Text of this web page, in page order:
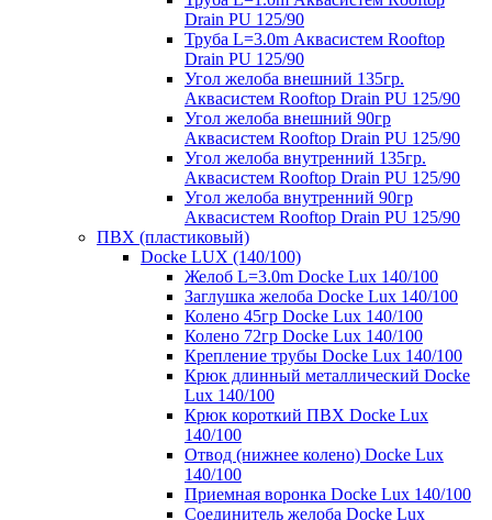
Drain PU 125/90
Труба L=3.0m Аквасистем Rooftop
Drain PU 125/90
Угол желоба внешний 135гр.
Аквасистем Rooftop Drain PU 125/90
Угол желоба внешний 90гр
Аквасистем Rooftop Drain PU 125/90
Угол желоба внутренний 135гр.
Аквасистем Rooftop Drain PU 125/90
Угол желоба внутренний 90гр
Аквасистем Rooftop Drain PU 125/90
ПВХ (пластиковый)
Docke LUX (140/100)
Желоб L=3.0m Docke Lux 140/100
Заглушка желоба Docke Lux 140/100
Колено 45гр Docke Lux 140/100
Колено 72гр Docke Lux 140/100
Крепление трубы Docke Lux 140/100
Крюк длинный металлический Docke
Lux 140/100
Крюк короткий ПВХ Docke Lux
140/100
Отвод (нижнее колено) Docke Lux
140/100
Приемная воронка Docke Lux 140/100
Соединитель желоба Docke Lux